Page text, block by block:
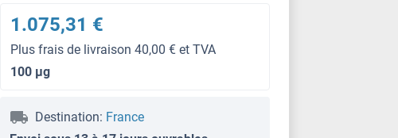
1.075,31 €
Plus frais de livraison 40,00 € et TVA
100 μg
Destination: France